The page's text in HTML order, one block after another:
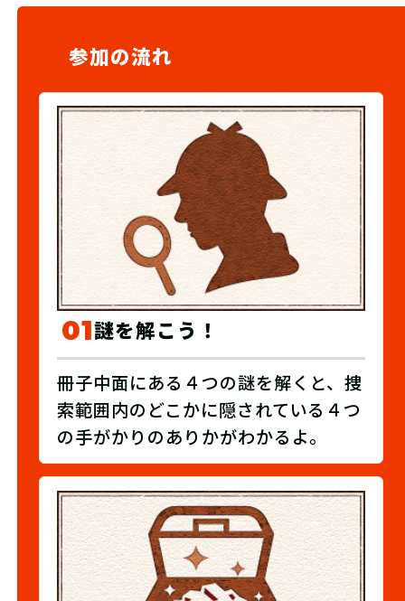
参加の流れ
01謎を解こう！
冊子中面にある４つの謎を解くと、捜
索範囲内のどこかに隠されている４つ
の手がかりのありかがわかるよ。